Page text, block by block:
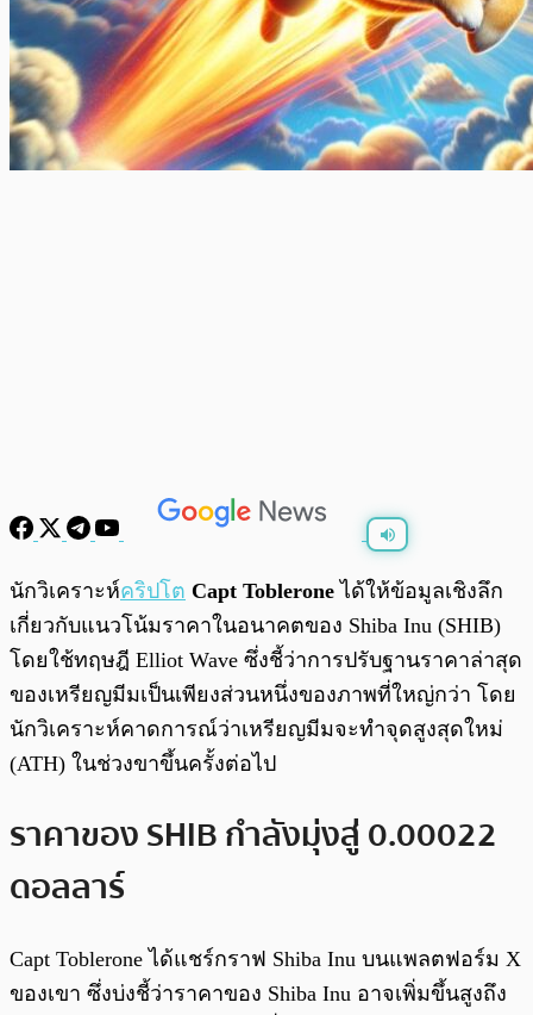
พร้อมเล่น 0:00 0:00
นักวิเคราะห์คริปโต Capt Toblerone ได้ให้ข้อมูลเชิงลึก
เกี่ยวกับแนวโน้มราคาในอนาคตของ Shiba Inu (SHIB)
โดยใช้ทฤษฎี Elliot Wave ซึ่งชี้ว่าการปรับฐานราคาล่าสุด
ของเหรียญมีมเป็นเพียงส่วนหนึ่งของภาพที่ใหญ่กว่า โดย
นักวิเคราะห์คาดการณ์ว่าเหรียญมีมจะทำจุดสูงสุดใหม่
(ATH) ในช่วงขาขึ้นครั้งต่อไป
ราคาของ SHIB กำลังมุ่งสู่ 0.00022
ดอลลาร์
Capt Toblerone ได้แชร์กราฟ Shiba Inu บนแพลตฟอร์ม X
ของเขา ซึ่งบ่งชี้ว่าราคาของ Shiba Inu อาจเพิ่มขึ้นสูงถึง